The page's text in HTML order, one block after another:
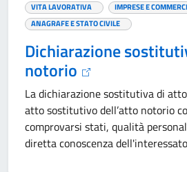
VITA LAVORATIVA
IMPRESE E
ANAGRAFE E STATO CIVILE
Dichiarazione
notorio
La dichiarazione sostitutiva di
atto sostitutivo dell’atto notorio
comprovarsi stati, qualità
diretta conoscenza